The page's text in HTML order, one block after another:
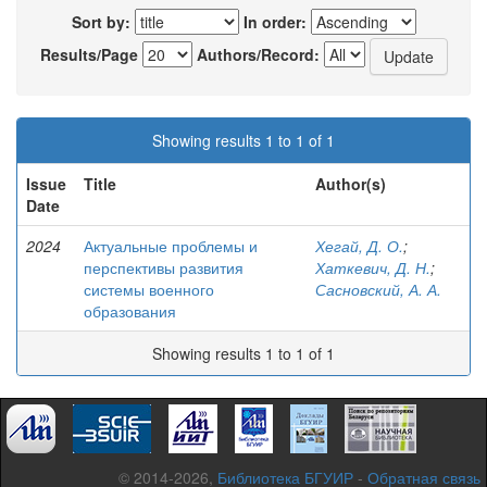
Sort by:
In order:
Results/Page
Authors/Record:
Showing results 1 to 1 of 1
Issue
Date
Title Author(s)
2024
Актуальные проблемы и
перспективы развития
системы военного
образования
Хегай, Д. О.;
Хаткевич, Д. Н.;
Сасновский, А. А.
Showing results 1 to 1 of 1
© 2014-2026, Библиотека БГУИР - Обратная связь